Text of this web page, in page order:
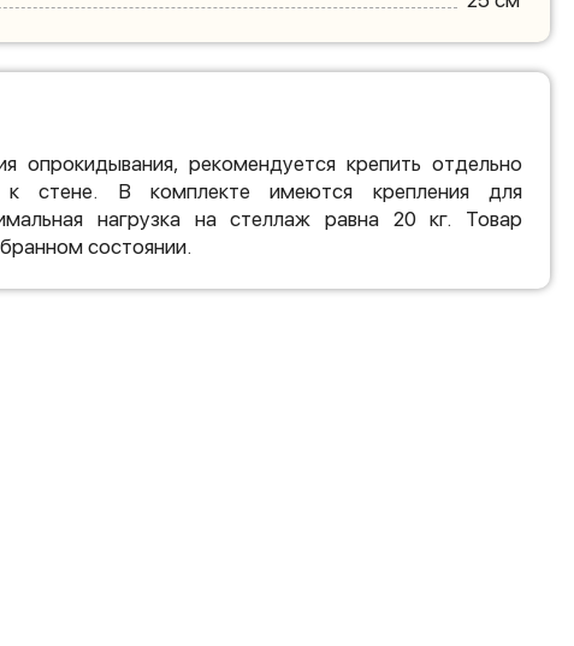
опрокидывания, рекомендуется крепить отдельно
к стене. В комплекте имеются крепления для
нагрузка на стеллаж равна 20 кг. Товар
состоянии.